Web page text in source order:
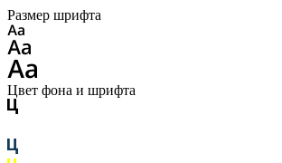
Размер шрифта
Цвет фона и шрифта